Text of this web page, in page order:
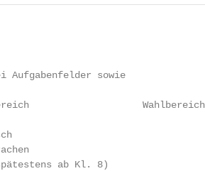
sowie
Wahlbereich
ab Kl. 8)